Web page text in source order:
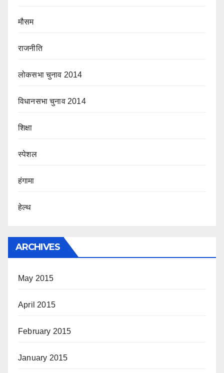
मौसम
राजनीति
लोकसभा चुनाव 2014
विधानसभा चुनाव 2014
शिक्षा
स्पेशल
हंगामा
हेल्थ
ARCHIVES
May 2015
April 2015
February 2015
January 2015